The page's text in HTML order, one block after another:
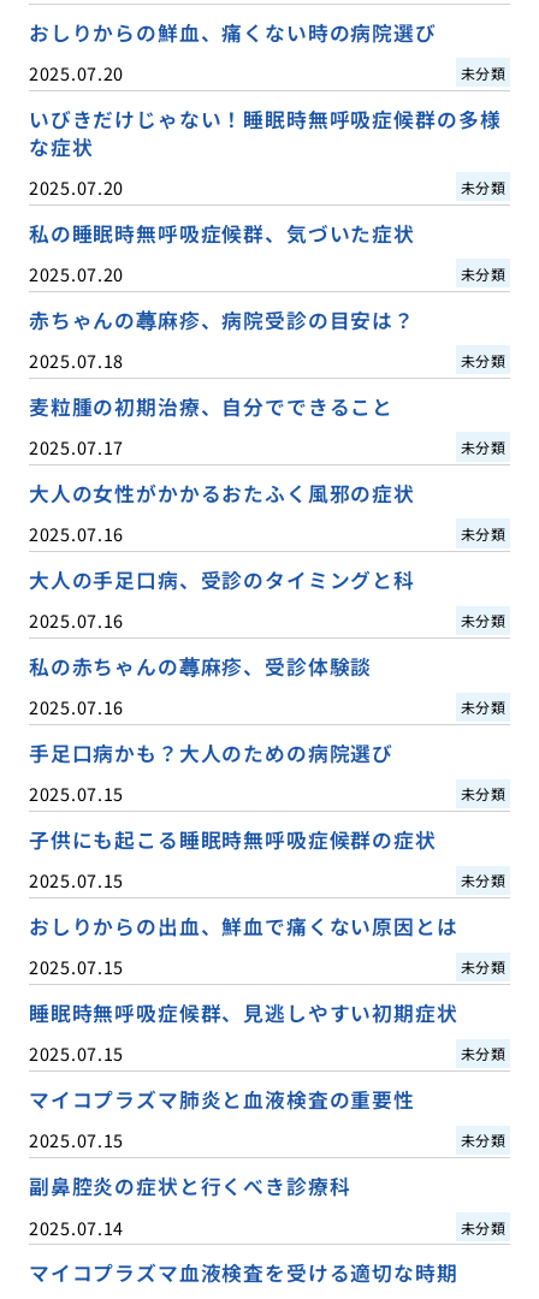
おしりからの鮮血、痛くない時の病院選び
2025.07.20 未分類
いびきだけじゃない！睡眠時無呼吸症候群の多様
な症状
2025.07.20 未分類
私の睡眠時無呼吸症候群、気づいた症状
2025.07.20 未分類
赤ちゃんの蕁麻疹、病院受診の目安は？
2025.07.18 未分類
麦粒腫の初期治療、自分でできること
2025.07.17 未分類
大人の女性がかかるおたふく風邪の症状
2025.07.16 未分類
大人の手足口病、受診のタイミングと科
2025.07.16 未分類
私の赤ちゃんの蕁麻疹、受診体験談
2025.07.16 未分類
手足口病かも？大人のための病院選び
2025.07.15 未分類
子供にも起こる睡眠時無呼吸症候群の症状
2025.07.15 未分類
おしりからの出血、鮮血で痛くない原因とは
2025.07.15 未分類
睡眠時無呼吸症候群、見逃しやすい初期症状
2025.07.15 未分類
マイコプラズマ肺炎と血液検査の重要性
2025.07.15 未分類
副鼻腔炎の症状と行くべき診療科
2025.07.14 未分類
マイコプラズマ血液検査を受ける適切な時期